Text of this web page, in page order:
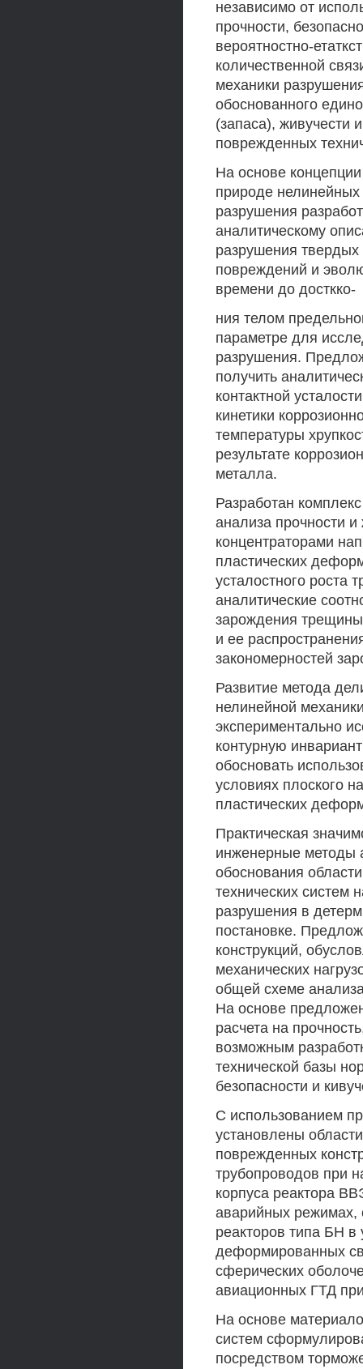
независимо от
прочности,
вероятностно-
количественной
механики
обоснованного
(запаса), живучести
поврежденных
На основе
природе
разрушения
аналитическому
разрушения
повреждений и
времени до досткко-
ния телом
параметре для
разрушения.
получить
контактной
кинетики
температуры
результате
металла.
Разработан
анализа прочности
концентраторами
пластических
усталостного
аналитические
зарождения трещины
и ее
закономерностей
Развитие метода
нелинейной
экспериментально
контурную
обосновать
условиях плоского
пластических
Практическая
инженерные методы
обоснования
технических систем
разрушения в
постановке.
конструкций,
механических
общей схеме
На основе
расчета на
возможным
технической базы
безопасности и
С использованием
установлены
поврежденных
трубопроводов при
корпуса реактора
аварийных
реакторов типа БН в
деформированных
сферических
авиационных ГТД
На основе
систем
посредством